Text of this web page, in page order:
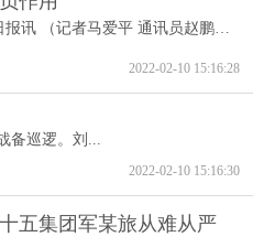
2022-02-10 15:16:28
备巡逻。刘...
2022-02-10 15:16:30
五集团军某旅从难从严